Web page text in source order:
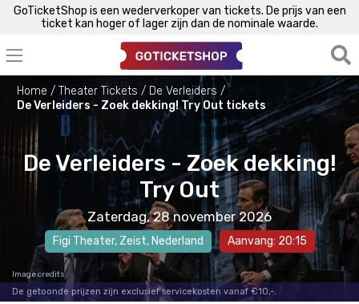
GoTicketShop is een wederverkoper van tickets. De prijs van een
ticket kan hoger of lager zijn dan de nominale waarde.
Home Theater Tickets
De Verleiders
De Verleiders - Zoek dekking! Try Out tickets
De Verleiders - Zoek dekking!
Try Out
Zaterdag, 28 november 2026
Figi Theater, Zeist, Nederland Aanvang: 20:15
Image credits
De getoonde prijzen zijn exclusief servicekosten vanaf €10,-.